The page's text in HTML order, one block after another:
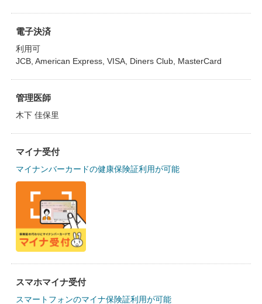
電子決済
利用可
JCB, American Express, VISA, Diners Club, MasterCard
管理医師
木下 佳保里
マイナ受付
マイナンバーカードの健康保険証利用が可能
スマホマイナ受付
スマートフォンのマイナ保険証利用が可能